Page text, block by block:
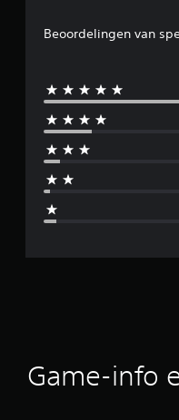
Beoordelingen van
Game-info